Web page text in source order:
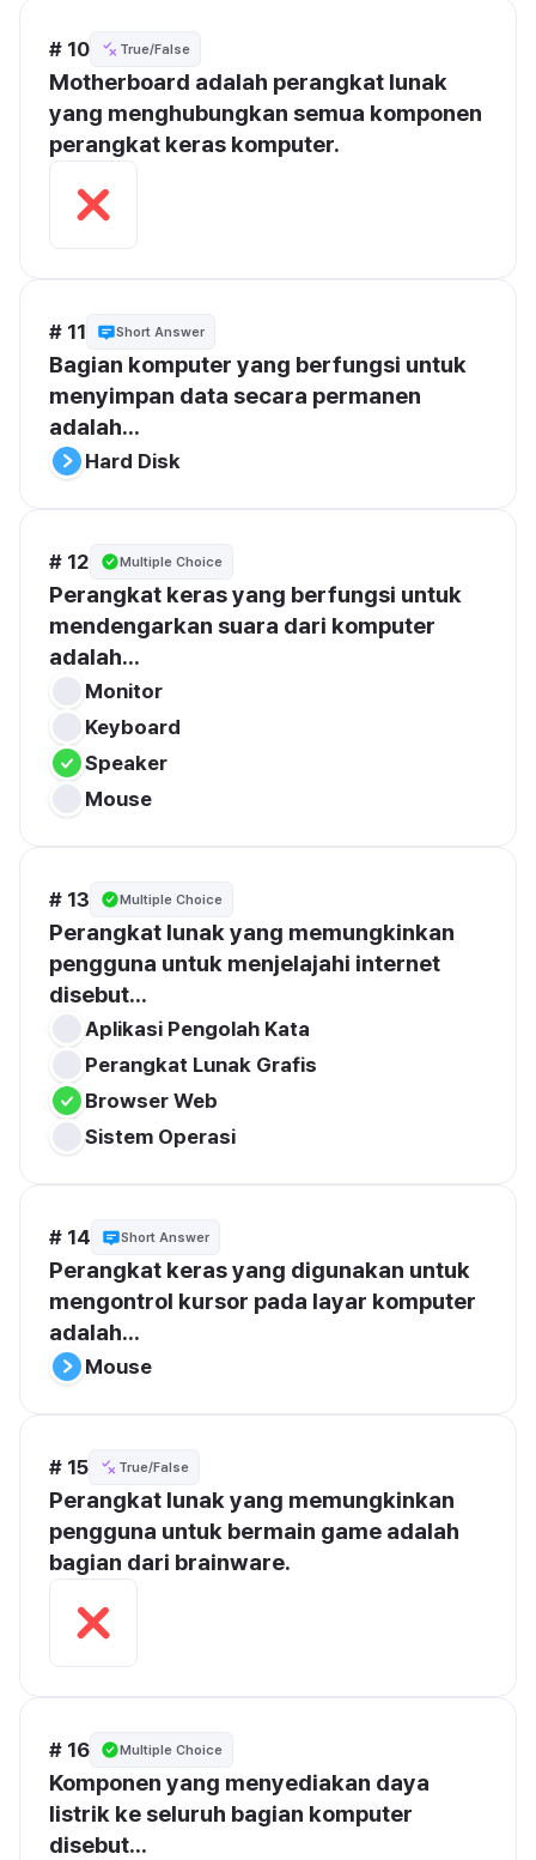
# 10 True/False
Motherboard adalah perangkat lunak
yang menghubungkan semua komponen
perangkat keras komputer.
# 11 Short Answer
Bagian komputer yang berfungsi untuk
menyimpan data secara permanen
adalah...
Hard Disk
# 12 Multiple Choice
Perangkat keras yang berfungsi untuk
mendengarkan suara dari komputer
adalah...
Monitor
Keyboard
Speaker
Mouse
# 13 Multiple Choice
Perangkat lunak yang memungkinkan
pengguna untuk menjelajahi internet
disebut...
Aplikasi Pengolah Kata
Perangkat Lunak Grafis
Browser Web
Sistem Operasi
# 14 Short Answer
Perangkat keras yang digunakan untuk
mengontrol kursor pada layar komputer
adalah...
Mouse
# 15 True/False
Perangkat lunak yang memungkinkan
pengguna untuk bermain game adalah
bagian dari brainware.
# 16 Multiple Choice
Komponen yang menyediakan daya
listrik ke seluruh bagian komputer
disebut...